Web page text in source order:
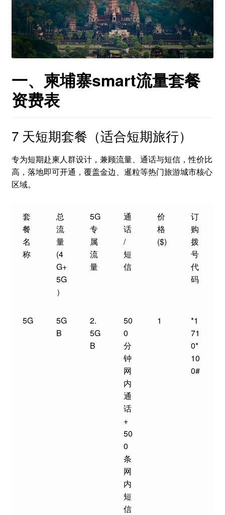
一、柬埔寨smart流量套餐
资费表
7 天短期套餐（适合短期旅行）
专为短期赴柬人群设计，兼顾流量、通话与短信，性价比
高，落地即可开通，覆盖金边、暹粒等热门旅游城市核心
区域。
套
餐
名
称
总
流
量
(4
G+
5G
）
5G
专
属
流
量
通
话
/
短
信
价
格
($)
订
购
拨
号
代
码
5G
5G
B
2.
5G
B
50
0
分
钟
网
内
通
话
+
50
0
条
网
内
短
信
1
*1
71
0*
10
0#